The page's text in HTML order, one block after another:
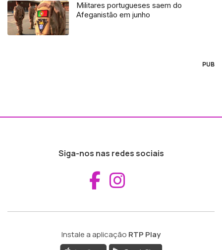
Militares portugueses saem do
Afeganistão em junho
PUB
Siga-nos nas redes sociais
Aceder ao
Instale a aplicação RTP Play